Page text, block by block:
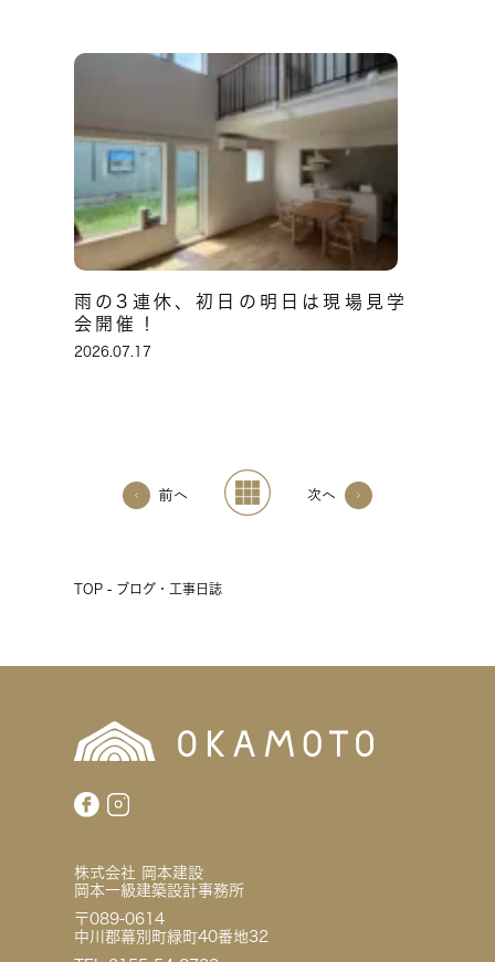
雨の3連休、初日の明日は現場見学
会開催！
2026.07.17
前へ 次へ
TOP - ブログ・工事日誌
株式会社 岡本建設
岡本一級建築設計事務所
〒089-0614
中川郡幕別町緑町40番地32